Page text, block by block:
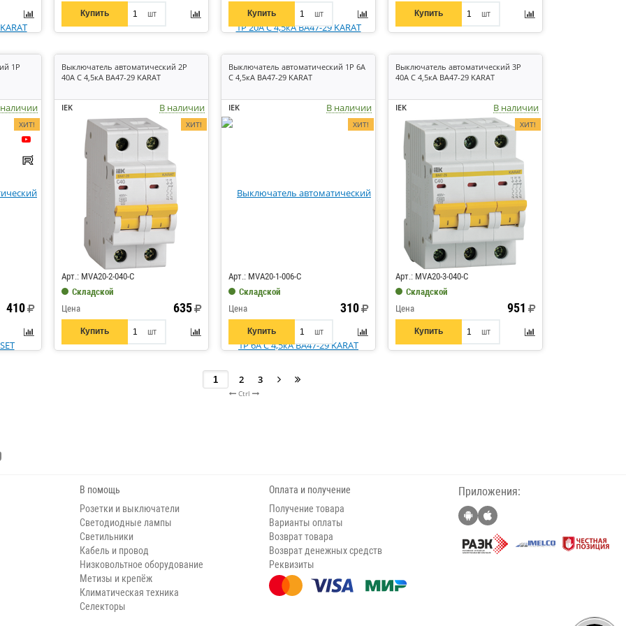
Купить шт Купить шт Купить шт
1P
ХИТ!
410
Выключатель автоматический 2P
40А C 4,5кА ВА47-29 KARAT
IEK В наличии
Код: 7185
ХИТ!
Арт.: MVA20-2-040-C
Складской
Цена
635
Купить шт
Выключатель автоматический 1P 6А
C 4,5кА ВА47-29 KARAT
IEK В наличии
ХИТ!
Арт.: MVA20-1-006-C
Складской
Цена
310
Купить шт
Выключатель автоматический 3P
40А C 4,5кА ВА47-29 KARAT
IEK В наличии
Код: 6734
ХИТ!
Арт.: MVA20-3-040-C
Складской
Цена
951
Купить шт
2 3
Ctrl
В помощь
Розетки и выключатели
Светодиодные лампы
Светильники
Кабель и провод
Низковольтное оборудование
Метизы и крепёж
Климатическая техника
Селекторы
Оплата и получение
Получение товара
Варианты оплаты
Возврат товара
Возврат денежных средств
Реквизиты
Приложения: